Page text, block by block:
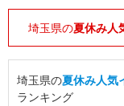
埼玉県の夏休み人
埼玉県の夏休み人気
ランキング